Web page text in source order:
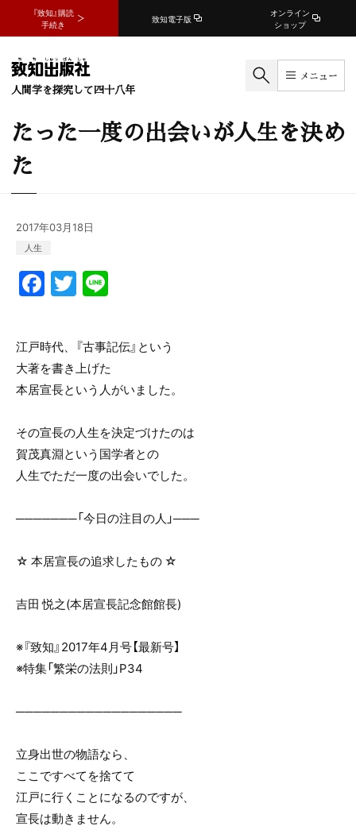
『致知』購読
手続き
致知電子版
オンライン
ショップ
人間学を探究して四十八年
メニュー
たった一度の出会いが人生を決め
た
2017年03月18日
人生
F
a
c
e
b
o
k
T
w
itt
er
e
江戸時代、『古事記伝』という
大著を書き上げた
本居宣長という人がいました。
その宣長の人生を決定づけたのは
賀茂真淵という国学者との
人生でただ一度の出会いでした。
───────「今日の注目の人」───
☆ 本居宣長の追求したもの ☆
吉田 悦之(本居宣長記念館館長)
※『致知』2017年4月号【最新号】
※特集「繁栄の法則」P34
───────────────────
立身出世の物語なら、
ここですべてを捨てて
江戸に行くことになるのですが、
宣長は動きません。